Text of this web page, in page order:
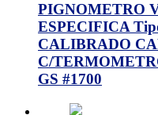
PIGNOMETRO
ESPECIFICA
CALIBRADO
C/
GS #1700